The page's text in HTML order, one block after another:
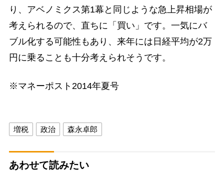
り、アベノミクス第1幕と同じような急上昇相場が
考えられるので、直ちに「買い」です。一気にバ
ブル化する可能性もあり、来年には日経平均が2万
円に乗ることも十分考えられそうです。
※マネーポスト2014年夏号
増税 政治 森永卓郎
あわせて読みたい